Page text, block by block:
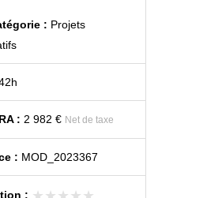
: Projets
: 2 982 € Net de taxe
: MOD_2023367
: